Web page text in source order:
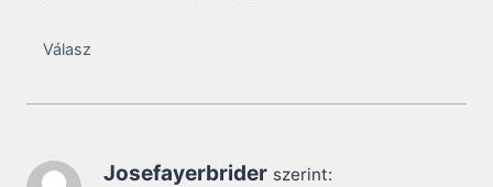
Válasz
Josefayerbrider szerint: